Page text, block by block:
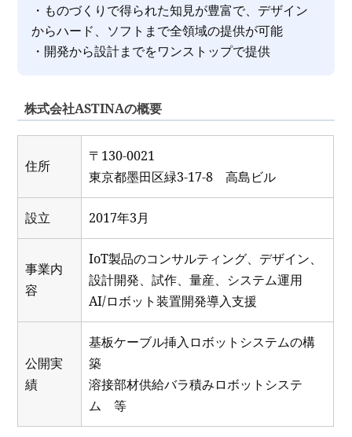
・ものづくりで得られた知見が豊富で、デザイン
からハード、ソフトまで全領域の提供が可能
・開発から設計までをワンストップで提供
株式会社ASTINAの概要
住所
〒130-0021
東京都墨田区緑3-17-8 高島ビル
設立 2017年3月
事業内
容
IoT製品のコンサルティング、デザイン、
設計開発、試作、量産、システム運用
AI/ロボット装置開発導入支援
公開実
績
基板ケーブル挿入ロボットシステムの構
築
溶接部材供給バラ積みロボットシステ
ム 等